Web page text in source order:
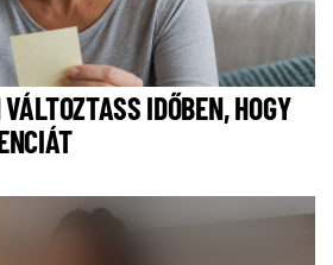
IDŐBEN, HOGY